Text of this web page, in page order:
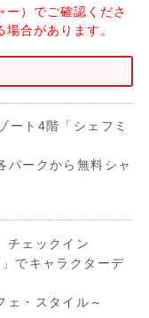
）でご確認くださ
合があります。
ート4階「シェフミ
パークから無料シャ
チェックイン
でキャラクターデ
ェ・スタイル～